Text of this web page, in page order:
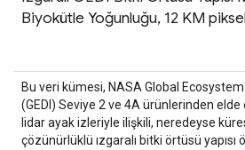
Biyokütle Yoğunluğu, 12 KM
Bu veri kümesi, NASA Global
(GEDI) Seviye 2 ve 4A ürünlerinden elde
lidar ayak izleriyle ilişkili, neredeyse
çözünürlüklü ızgaralı bitki örtüsü